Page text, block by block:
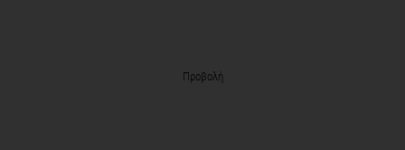
Προβολή